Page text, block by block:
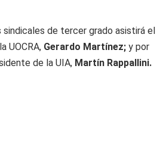
sindicales de tercer grado asistirá el
UOCRA, Gerardo Martínez; y por
de la UIA, Martín Rappallini.